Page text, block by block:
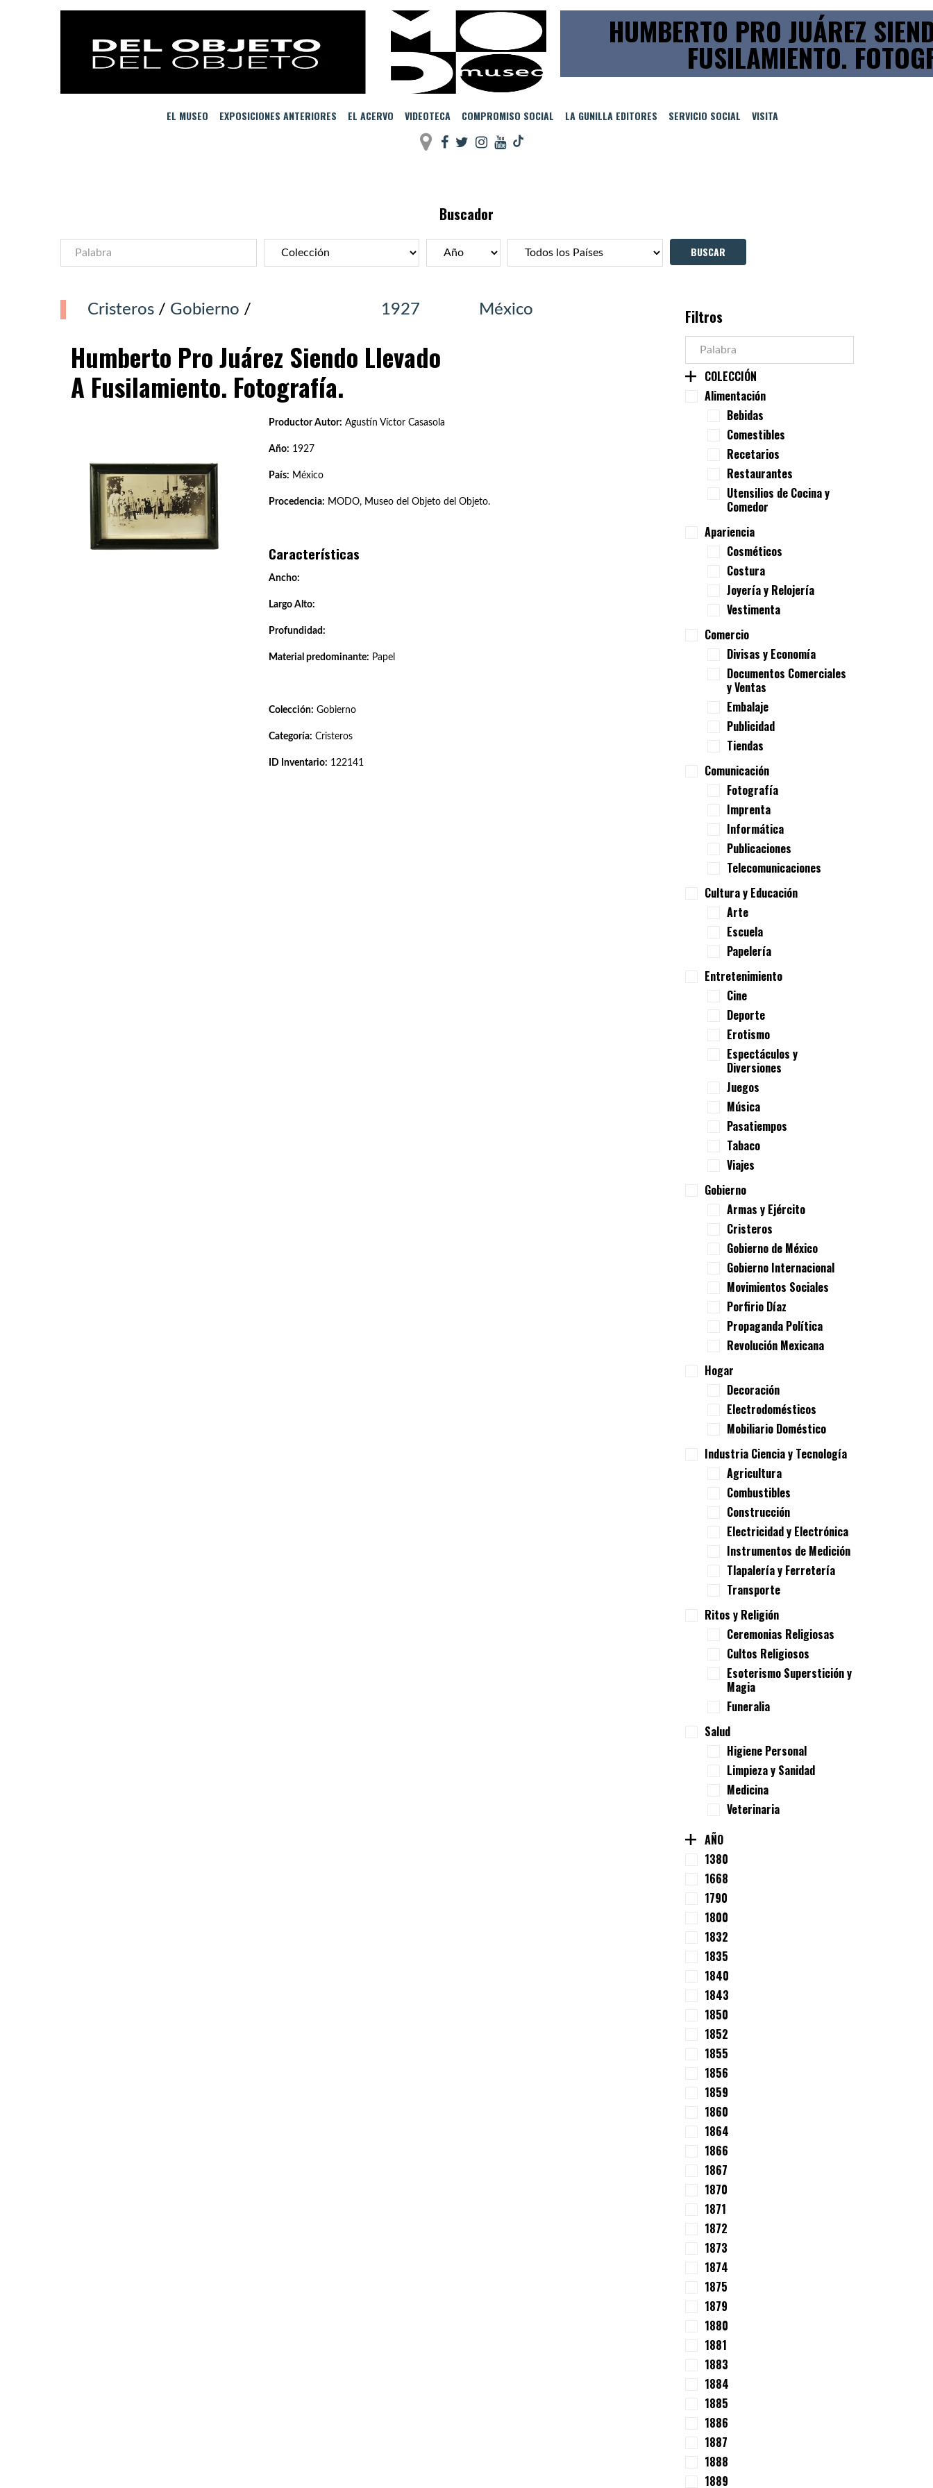
HUMBERTO PRO JUÁREZ
FUSILAMIENTO.
EL MUSEO EXPOSICIONES ANTERIORES EL ACERVO VIDEOTECA COMPROMISO SOCIAL LA GUNILLA EDITORES SERVICIO SOCIAL VISITA
Buscador
Cristeros / Gobierno / 1927 México
Humberto Pro Juárez Siendo Llevado
A Fusilamiento. Fotografía.
Productor Autor: Agustín Víctor Casasola
Año: 1927
País: México
Procedencia: MODO, Museo del Objeto del Objeto.
Características
Ancho:
Largo Alto:
Profundidad:
Material predominante: Papel
Colección: Gobierno
Categoría: Cristeros
ID Inventario: 122141
Filtros
COLECCIÓN
Alimentación
Bebidas
Comestibles
Recetarios
Restaurantes
Utensilios de Cocina y
Comedor
Apariencia
Cosméticos
Costura
Joyería y Relojería
Vestimenta
Comercio
Divisas y Economía
Documentos Comerciales
y Ventas
Embalaje
Publicidad
Tiendas
Comunicación
Fotografía
Imprenta
Informática
Publicaciones
Telecomunicaciones
Cultura y Educación
Arte
Escuela
Papelería
Entretenimiento
Cine
Deporte
Erotismo
Espectáculos y
Diversiones
Juegos
Música
Pasatiempos
Tabaco
Viajes
Gobierno
Armas y Ejército
Cristeros
Gobierno de México
Gobierno Internacional
Movimientos Sociales
Porfirio Díaz
Propaganda Política
Revolución Mexicana
Hogar
Decoración
Electrodomésticos
Mobiliario Doméstico
Industria Ciencia y Tecnología
Agricultura
Combustibles
Construcción
Electricidad y Electrónica
Instrumentos de Medición
Tlapalería y Ferretería
Transporte
Ritos y Religión
Ceremonias Religiosas
Cultos Religiosos
Esoterismo Superstición y
Magia
Funeralia
Salud
Higiene Personal
Limpieza y Sanidad
Medicina
Veterinaria
AÑO
1380
1668
1790
1800
1832
1835
1840
1843
1850
1852
1855
1856
1859
1860
1864
1866
1867
1870
1871
1872
1873
1874
1875
1879
1880
1881
1883
1884
1885
1886
1887
1888
1889